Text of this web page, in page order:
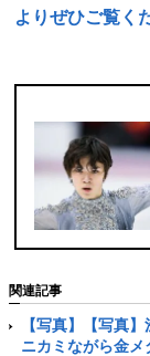
よりぜひご覧く
関連記事
【写真】【写真
ニカミながら金